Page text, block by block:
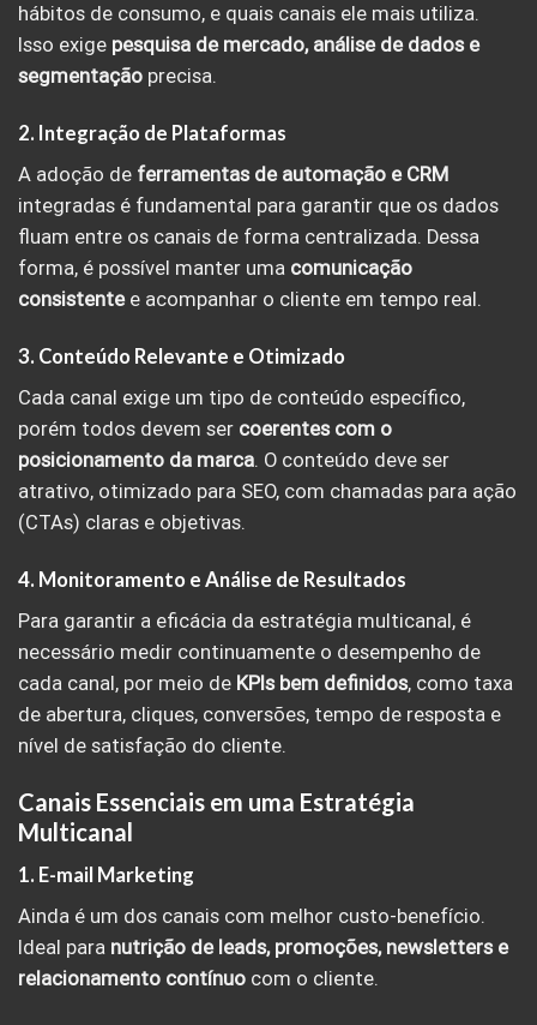
hábitos de consumo, e quais canais ele mais utiliza.
Isso exige pesquisa de mercado, análise de dados e
segmentação precisa.
2. Integração de Plataformas
A adoção de ferramentas de automação e CRM
integradas é fundamental para garantir que os dados
fluam entre os canais de forma centralizada. Dessa
forma, é possível manter uma comunicação
consistentee acompanhar o cliente em tempo real.
3. Conteúdo Relevante e Otimizado
Cada canal exige um tipo de conteúdo específico,
porém todos devem ser coerentes com o
posicionamento da marca. O conteúdo deve ser
atrativo, otimizado para SEO, com chamadas para ação
(CTAs) claras e objetivas.
4. Monitoramento e Análise de Resultados
Para garantir a eficácia da estratégia multicanal, é
necessário medir continuamente o desempenho de
cada canal, por meio de KPIs bem definidos, como taxa
de abertura, cliques, conversões, tempo de resposta e
nível de satisfação do cliente.
Canais Essenciais em uma Estratégia
Multicanal
1. E-mail Marketing
Ainda é um dos canais com melhor custo-benefício.
Ideal para nutrição de leads, promoções, newsletters e
relacionamento contínuo com o cliente.